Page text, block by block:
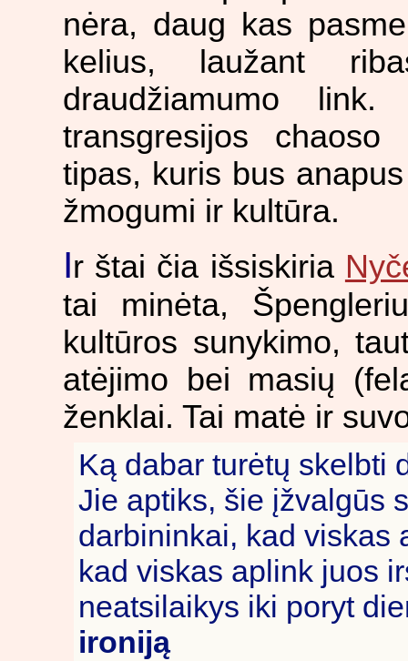
nėra, daug kas
kelius, laužant
draudžiamumo
transgresijos
tipas, kuris bus
žmogumi ir kultūra.
Ir štai čia išsiskiria
tai minėta,
kultūros sunykimo,
atėjimo bei masių
ženklai. Tai matė ir
Ką dabar turėtų skelbti
Jie aptiks, šie įžvalgūs
darbininkai, kad viskas
kad viskas aplink juos
neatsilaikys iki poryt
ironiją